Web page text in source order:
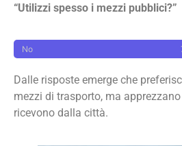
“Utilizzi spesso i mezzi pubblici?”
No
Dalle risposte emerge che
mezzi di trasporto, ma
ricevono dalla città.